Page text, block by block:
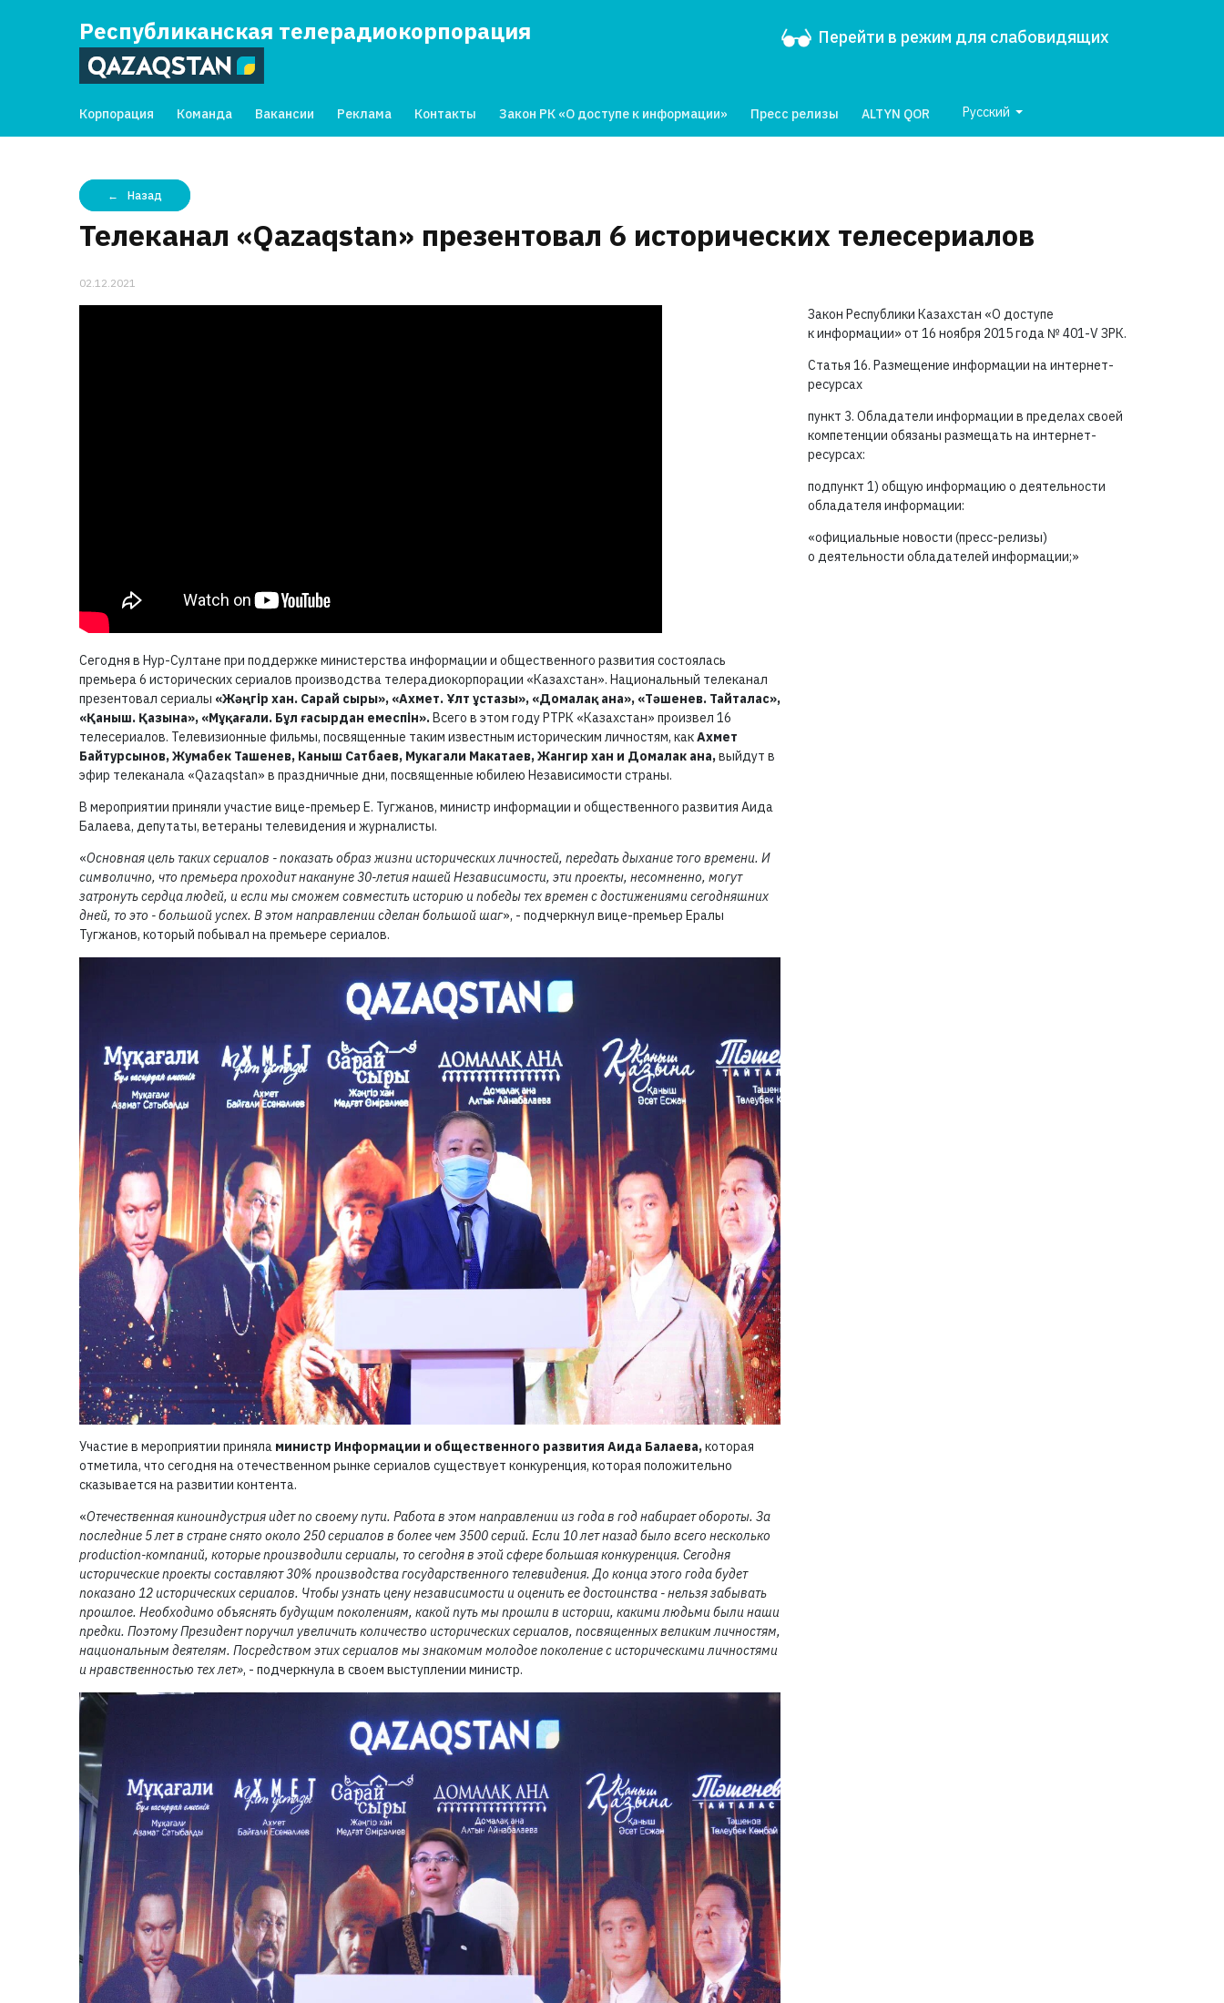
Республиканская телерадиокорпорация Перейти в режим для слабовидящих
Корпорация Команда Вакансии Реклама Контакты Закон РК «О доступе к информации» Пресс релизы ALTYN QOR Русский
Назад
Телеканал «Qazaqstan» презентовал 6 исторических телесериалов
02.12.2021
Сегодня в Нур-Султане при поддержке министерства информации и общественного развития состоялась
премьера 6 исторических сериалов производства телерадиокорпорации «Казахстан». Национальный телеканал
презентовал сериалы «Жәңгір хан. Сарай сыры», «Ахмет. Ұлт ұстазы», «Домалақ ана», «Тәшенев. Тайталас»,
«Қаныш. Қазына», «Мұқағали. Бұл ғасырдан емеспін».Всего в этом году РТРК «Казахстан» произвел 16
телесериалов. Телевизионные фильмы, посвященные таким известным историческим личностям, какАхмет
Байтурсынов, Жумабек Ташенев, Каныш Сатбаев, Мукагали Макатаев, Жангир хан и Домалак ана,выйдут в
эфир телеканала «Qazaqstan» в праздничные дни, посвященные юбилею Независимости страны.
В мероприятии приняли участие вице-премьер Е. Тугжанов, министр информации и общественного развития Аида
Балаева, депутаты, ветераны телевидения и журналисты.
«Основная цель таких сериалов - показать образ жизни исторических личностей, передать дыхание того времени. И
символично, что премьера проходит накануне 30-летия нашей Независимости, эти проекты, несомненно, могут
затронуть сердца людей, и если мы сможем совместить историю и победы тех времен с достижениями сегодняшних
дней, то это - большой успех. В этом направлении сделан большой шаг», - подчеркнул вице-премьер Ералы
Тугжанов, который побывал на премьере сериалов.
Участие в мероприятии приняла министр Информации и общественного развития Аида Балаева,которая
отметила, что сегодня на отечественном рынке сериалов существует конкуренция, которая положительно
сказывается на развитии контента.
«Отечественная киноиндустрия идет по своему пути. Работа в этом направлении из года в год набирает обороты. За
последние 5 лет в стране снято около 250 сериалов в более чем 3500 серий. Если 10 лет назад было всего несколько
production-компаний, которые производили сериалы, то сегодня в этой сфере большая конкуренция. Сегодня
исторические проекты составляют 30% производства государственного телевидения. До конца этого года будет
показано 12 исторических сериалов. Чтобы узнать цену независимости и оценить ее достоинства - нельзя забывать
прошлое. Необходимо объяснять будущим поколениям, какой путь мы прошли в истории, какими людьми были наши
предки. Поэтому Президент поручил увеличить количество исторических сериалов, посвященных великим личностям,
национальным деятелям. Посредством этих сериалов мы знакомим молодое поколение с историческими личностями
и нравственностью тех лет», - подчеркнула в своем выступлении министр.
Закон Республики Казахстан «О доступе
к информации» от 16 ноября 2015 года № 401-V ЗРК.
Статья 16. Размещение информации на интернет-
ресурсах
пункт 3. Обладатели информации в пределах своей
компетенции обязаны размещать на интернет-
ресурсах:
подпункт 1) общую информацию о деятельности
обладателя информации:
«официальные новости (пресс-релизы)
о деятельности обладателей информации;»